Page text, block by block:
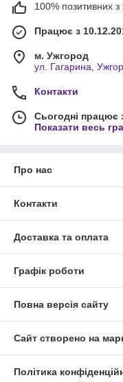
100% позитивних з
Працює з
м. Ужгород
ул. Гагарина,
Контакти
Сьогодні працює
Показати весь
Про нас
Контакти
Доставка та оплата
Графік роботи
Повна версія сайту
Сайт створено на
Політика